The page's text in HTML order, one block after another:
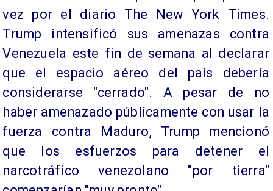
vez por el diario The New York Times.
Trump intensificó sus amenazas contra
Venezuela este fin de semana al declarar
que el espacio aéreo del país debería
considerarse "cerrado". A pesar de no
haber amenazado públicamente con usar la
fuerza contra Maduro, Trump mencionó
que los esfuerzos para detener el
narcotráfico venezolano "por tierra"